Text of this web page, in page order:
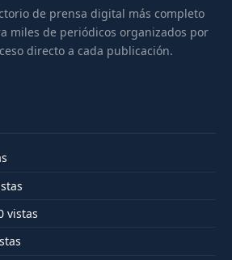
de prensa digital más completo
miles de periódicos organizados por
directo a cada publicación.
vistas